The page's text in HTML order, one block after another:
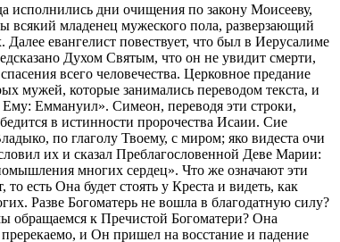
исполнились дни очищения по закону Моисееву,
всякий младенец мужеского пола, разверзающий
евангелист повествует, что был в Иерусалиме
Духом Святым, что он не увидит смерти,
всего человечества. Церковное предание
мужей, которые занимались переводом текста, и
Еммануил». Симеон, переводя эти строки,
в истинности пророчества Исаии. Сие
по глаголу Твоему, с миром; яко видеста очи
их и сказал Преблагословенной Деве Марии:
многих сердец». Что же означают эти
есть Она будет стоять у Креста и видеть, как
Разве Богоматерь не вошла в благодатную силу?
обращаемся к Пречистой Богоматери? Она
и Он пришел на восстание и падение